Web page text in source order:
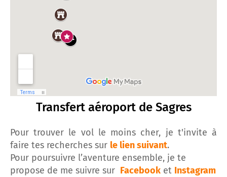
Transfert aéroport de Sagres
Pour trouver le vol le moins cher, je t'invite à
faire tes recherches sur le lien suivant.
Pour poursuivre l’aventure ensemble, je te
propose de me suivre sur Facebook et Instagram